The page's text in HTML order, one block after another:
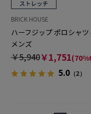
BRICK HOUSE
ハーフジップ ポロシャツ
メンズ
￥5,940￥1,751
5.0（2）